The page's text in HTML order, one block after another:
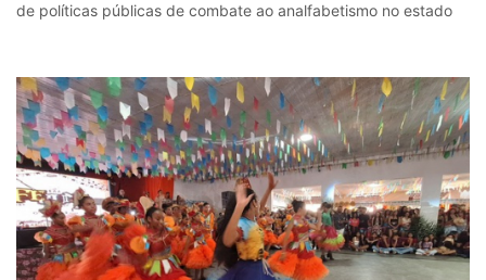
de políticas públicas de combate ao analfabetismo no estado